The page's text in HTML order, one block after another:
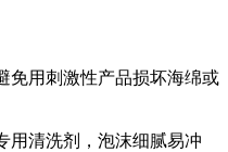
蓝海中国 新兵请入列
免用刺激性产品损坏海绵或
用清洗剂，泡沫细腻易冲